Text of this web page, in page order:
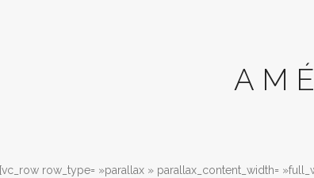
[vc_row row_type= »parallax » parallax_content_width=